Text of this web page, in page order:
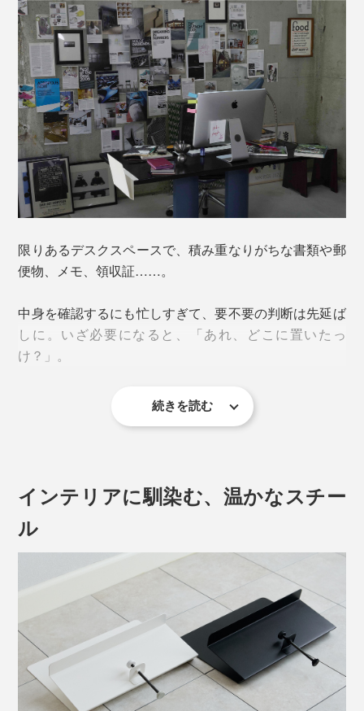
限りあるデスクスペースで、積み重なりがちな書類や郵
便物、メモ、領収証……。
中身を確認するにも忙しすぎて、要不要の判断は先延ば
しに。いざ必要になると、「あれ、どこに置いたっ
け？」。
これを1日に何度も繰り返すのは、本当にストレス。せ
デスクサイドに取り付けできる収納ポケット「The
Space Creator」が、仕事のパフォーマンスを静かに底
上げします。
続きを読む
インテリアに馴染む、温かなスチー
ル